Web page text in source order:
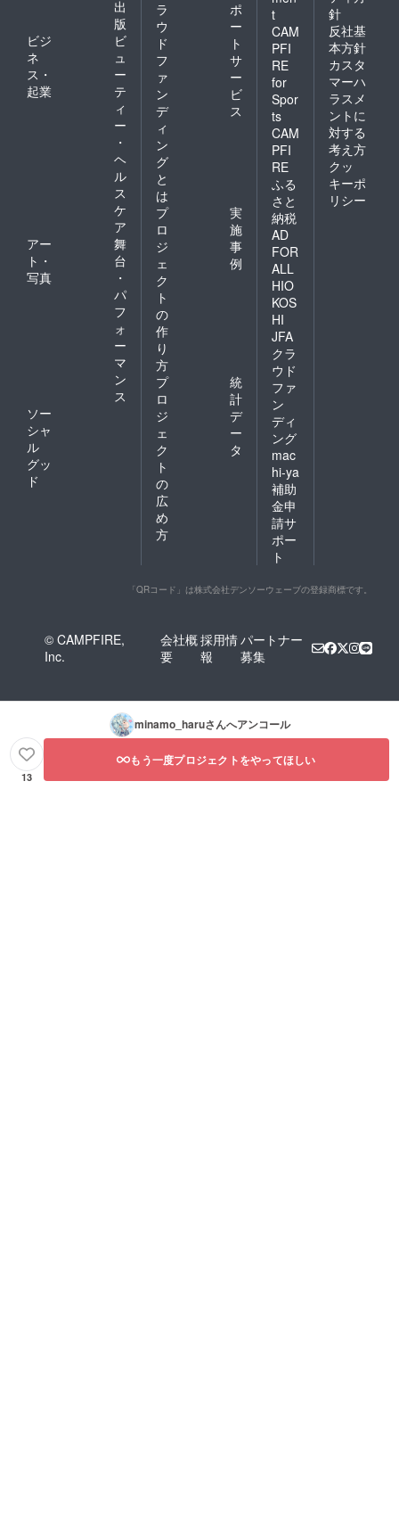
出
版
ビジ
ネ
ス・
起業
ビ
ュ
ー
テ
ィ
ー
・
ヘ
ル
ス
ケ
ア
アー
ト・
写真
舞
台
・
パ
フ
ォ
ー
マ
ン
ス
ソー
シャ
ル
グッ
ド
ラ
ウ
ド
フ
ァ
ン
デ
ィ
ン
グ
と
は
ポ
ー
ト
サ
ー
ビ
ス
プ
ロ
ジ
ェ
ク
ト
の
作
り
方
実
施
事
例
プ
ロ
ジ
ェ
ク
ト
の
広
め
方
統
計
デ
ー
タ
t
CAM
PFI
RE
for
Spor
ts
CAM
PFI
RE
ふる
さと
納税
AD
FOR
ALL
HIO
KOS
HI
JFA
クラ
ウド
ファ
ン
ディ
ング
mac
hi-ya
補助
金申
請サ
ポー
ト
針
反社基
本方針
カスタ
マーハ
ラスメ
ントに
対する
考え方
クッ
キーポ
リシー
「QRコード」は株式会社デンソーウェーブの登録商標です。
© CAMPFIRE,
Inc.
会社概
要
採用情
報
パートナー
募集
minamo_haruさんへアンコール
13
もう一度プロジェクトをやってほしい